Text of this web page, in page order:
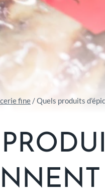
fine /Quels produits